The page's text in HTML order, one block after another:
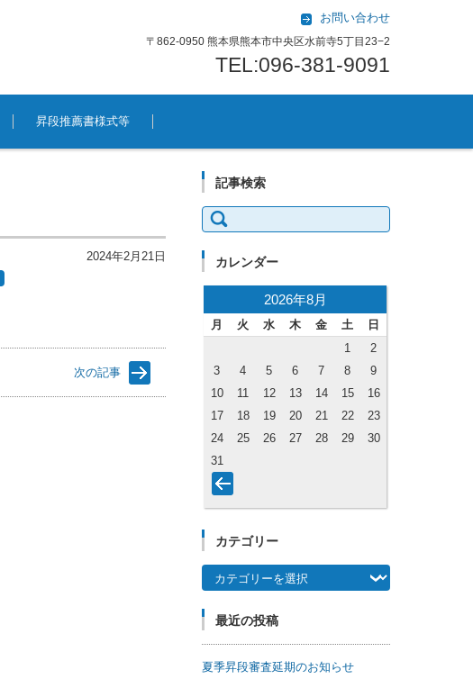
お問い合わせ
〒862-0950 熊本県熊本市中央区水前寺5丁目23−2
TEL:096-381-9091
昇段推薦書様式等
2024年2月21日
次の記事
記事検索
検索:
カレンダー
2026年8月
月 火 水 木 金 土
日
1
2
3
4 5 6 7 8
9
10
11 12 13 14 15
16
17
18 19 20 21 22
23
24
25 26 27 28 29
30
31
カテゴリー
カテゴリー
最近の投稿
夏季昇段審査延期のお知らせ